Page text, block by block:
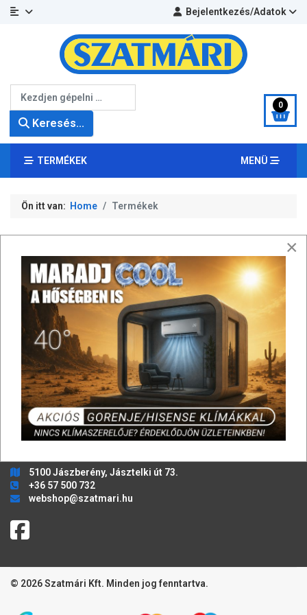
Bejelentkezés/Adatok
Keresés...
0
TERMÉKEK MENÜ
Ön itt van: Home Termékek
FIÓKOM
Profilom Regisztráció Rendeléseim
Kosaraim
Elállás szerződéstől
WEBÁRUHÁZ, ÜGYFÉLSZOLGÁLAT
Bármilyen kérdés, kérés esetén lépjen kapcsolatba velünk!
5100 Jászberény, Jásztelki út 73.
+36 57 500 732
webshop@szatmari.hu
© 2026 Szatmári Kft. Minden jog fenntartva.
×